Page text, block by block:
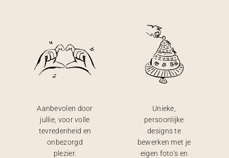
Aanbevolen door
jullie, voor volle
tevredenheid en
onbezorgd
plezier.
Unieke,
persoonlijke
designs te
bewerken met je
eigen foto’s en